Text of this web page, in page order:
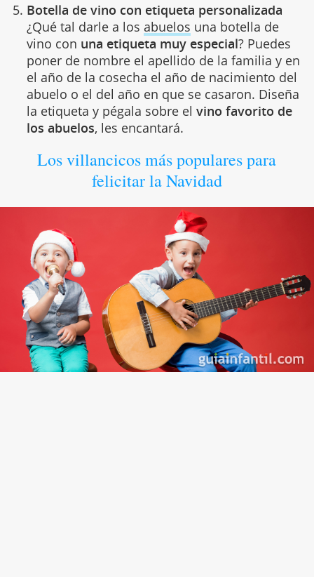
Botella de vino con etiqueta personalizada
¿Qué tal darle a los abuelos una botella de
vino con una etiqueta muy especial? Puedes
poner de nombre el apellido de la familia y en
el año de la cosecha el año de nacimiento del
abuelo o el del año en que se casaron. Diseña
la etiqueta y pégala sobre el vino favorito de
los abuelos, les encantará.
Los villancicos más populares para
felicitar la Navidad